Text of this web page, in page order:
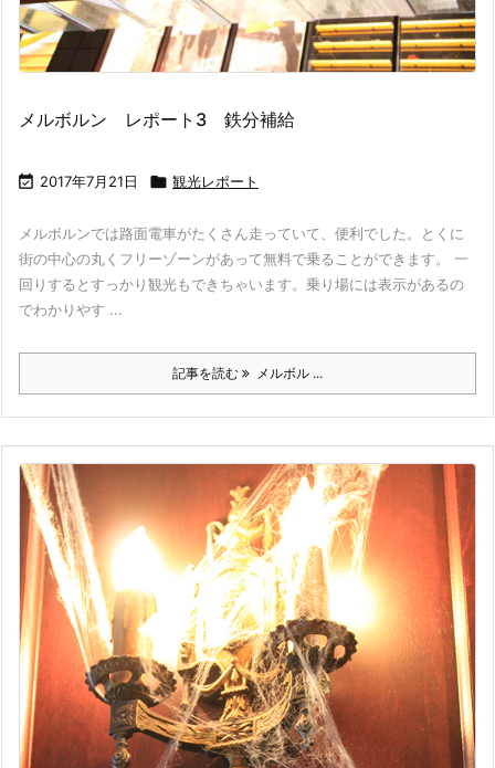
メルボルン レポート3 鉄分補給
 2017年7月21日  観光レポート
メルボルンでは路面電車がたくさん走っていて、便利でした。とくに
街の中心の丸くフリーゾーンがあって無料で乗ることができます。 一
回りするとすっかり観光もできちゃいます。乗り場には表示があるの
でわかりやす ...
記事を読む メルボル ...